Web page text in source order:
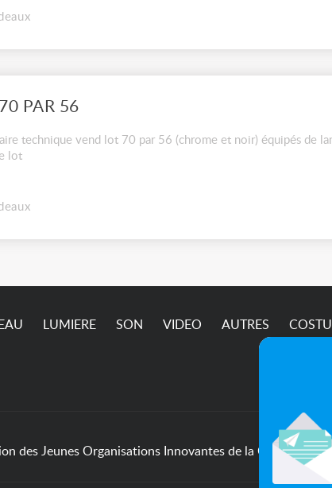
70 PAR 56
technique vend lot 70 par 56 (chrome et noir) équipés de
lot
LUMIERE SON VIDEO AUTRES
des Jeunes Organisations Innovantes de la Culture et de